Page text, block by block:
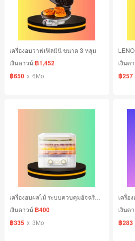
เครื่องอบวาฟเฟิลมินิ ขนาด 3 หลุม
เงินดาวน์:฿1,452
฿650 x 6Mo
เงินด
฿257
เครื่องอบผลไม้ ระบบควบคุมอัจฉริยะ ขนาด 5 ชั้น
เงินดาวน์:฿400
฿335 x 3Mo
เงินด
฿283